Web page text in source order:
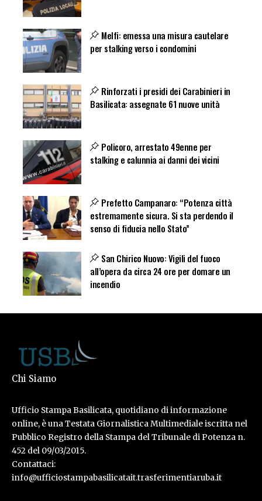
Melfi: emessa una misura cautelare
per stalking verso i condomini
Rinforzati i presidi dei Carabinieri in
Basilicata: assegnate 61 nuove unità
Policoro, arrestato 49enne per
stalking e calunnia ai danni dei vicini
Prefetto Campanaro: “Potenza città
estremamente sicura. Si sta perdendo il
senso di fiducia nello Stato”
San Chirico Nuovo: Vigili del fuoco
all’opera da circa 24 ore per domare un
incendio
Chi Siamo
Ufficio Stampa Basilicata, quotidiano di informazione
online, è una Testata Giornalistica Multimediale iscritta nel
Pubblico Registro della Stampa del Tribunale di Potenza n.
452 del 09/03/2015.
Contattaci:
info@ufficiostampabasilicatait.trasferimentiaruba.it